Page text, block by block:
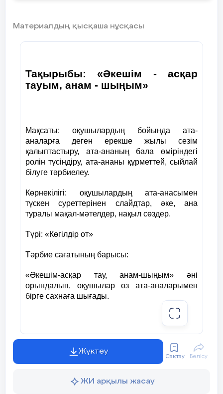
Материалдың қысқаша нұсқасы
Тақырыбы: «Әкешім - асқар
тауым, анам - шыңым»
Мақсаты: оқушылардың бойында ата-
аналарға деген ерекше жылы сезім
қалыптастыру, ата-ананың бала өміріндегі
ролін түсіндіру, ата-ананы құрметтей, сыйлай
білуге тәрбиелеу.
Көрнекілігі: оқушылардың ата-анасымен
түскен суреттерінен слайдтар, әке, ана
туралы мақал-мәтелдер, нақыл сөздер.
Түрі: «Көгілдір от»
Тәрбие сағатының барысы:
«Әкешім-асқар тау, анам-шыңым» әні
орындалып, оқушылар өз ата-аналарымен
бірге сахнаға шығады.
Мұғалімнің кіріспе сөзі:
Ата-ана - әрбір адамның қайтып соғар
жүректен шығуы қажет. Әсіресе, тіршіліктің
Жүктеу
Сақтау Бөлісу
ЖИ арқылы жасау